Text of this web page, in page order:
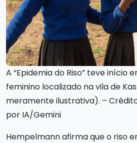
A “Epidemia do Riso” teve início
feminino localizado na vila de
meramente ilustrativa). –
por IA/Gemini
Hempelmann afirma que o riso